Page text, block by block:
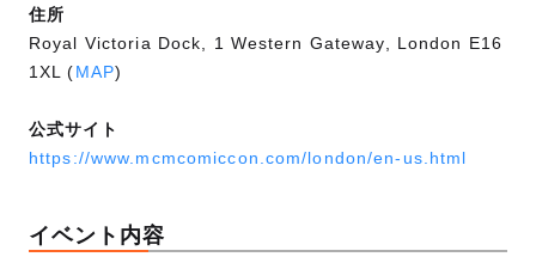
住所
Royal Victoria Dock, 1 Western Gateway, London E16
1XL (MAP)
公式サイト
https://www.mcmcomiccon.com/london/en-us.html
イベント内容